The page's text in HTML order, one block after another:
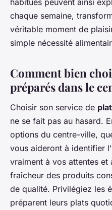
habitués peuvent ainsi
chaque semaine,
véritable moment de
simple nécessité
Comment bien
préparés dans le
Choisir son service de
ne se fait pas au hasard.
options du centre-ville,
vous aideront à identifier
vraiment à vos attentes
fraîcheur des produits
de qualité. Privilégiez les
préparent leurs plats